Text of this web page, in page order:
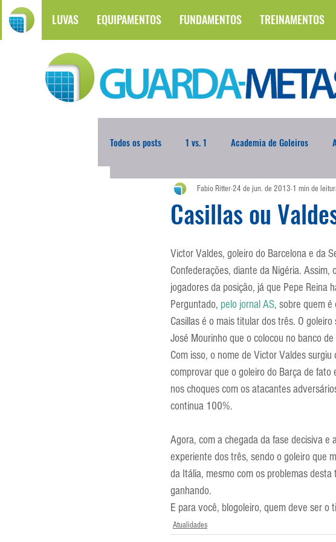
LUVAS EQUIPAMENTOS FUNDAMENTOS TREINAMENTOS
Todos os posts 1 vs. 1 Academia de Goleiros
Atualidades Blogoleiro da Semana
Entrevistas Equipamentos Escola Alemã
Escola Francesa Escola Inglesa
Casillas ou
Fabio Ritter24 de jun. de 2013 1 min de
Victor Valdes, goleiro do Barcelona e da
Confederações, diante da Nigéria.
jogadores da posição, já que Pepe Reina
Perguntado, pelo jornal AS, sobre quem
Casillas é o mais titular dos três. O
José Mourinho que o colocou no banco
Com isso, o nome de Victor Valdes
comprovar que o goleiro do Barça de
nos choques com os atacantes
continua 100%.
Agora, com a chegada da fase decisiva
experiente dos três, sendo o goleiro que
da Itália, mesmo com os problemas
ganhando.
E para você, blogoleiro, quem deve ser o
Atualidades